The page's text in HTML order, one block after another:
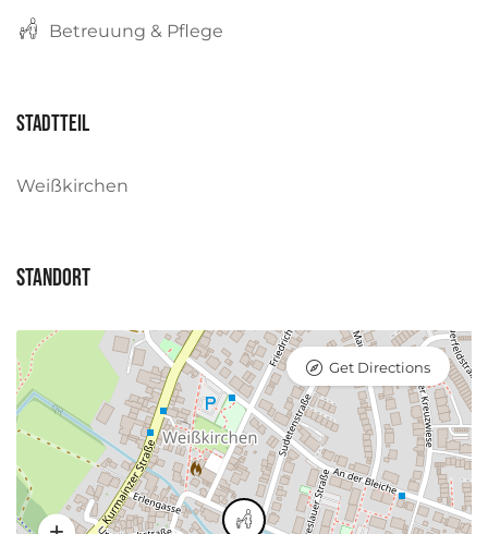
Betreuung & Pflege
Stadtteil
Weißkirchen
Standort
Get Directions